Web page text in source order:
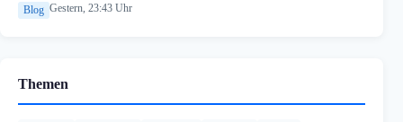
Blog Gestern, 23:43 Uhr
Themen